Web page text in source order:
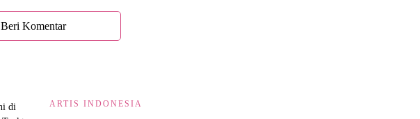
Beri Komentar
ARTIS INDONESIA